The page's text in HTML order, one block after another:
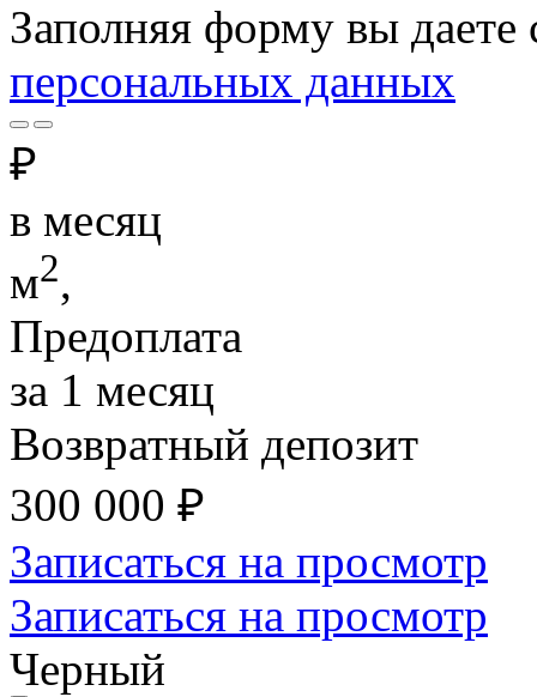
Заполняя форму вы даете
персональных данных
₽
в месяц
м2,
Предоплата
за 1 месяц
Возвратный депозит
300 000 ₽
Записаться на просмотр
Записаться на просмотр
Черный